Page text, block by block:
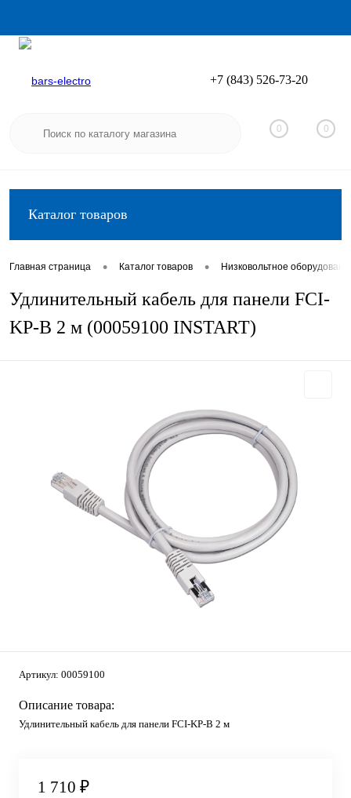
Вход
+7 (843) 526-73-20
0 0
Каталог товаров
Главная страница • Каталог товаров • Низковольтное
Удлинительный кабель для панели FCI-
KP-В 2 м (00059100 INSTART)
Артикул: 00059100
Описание товара:
Удлинительный кабель для панели FCI-KP-В 2 м
1 710 ₽